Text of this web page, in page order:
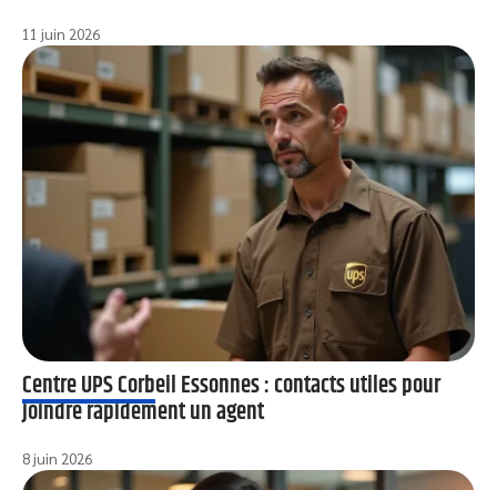
11 juin 2026
Centre UPS Corbeil Essonnes : contacts utiles pour
joindre rapidement un agent
8 juin 2026